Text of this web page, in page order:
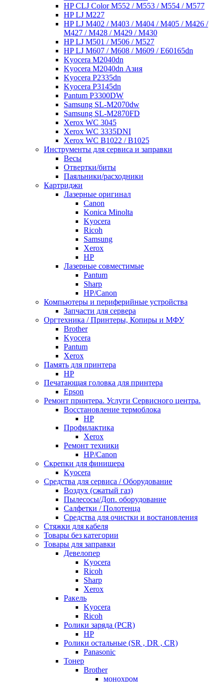
HP CLJ Color M552 / M553 / M554 / M577
HP LJ M227
HP LJ M402 / M403 / M404 / M405 / M426 /
M427 / M428 / M429 / M430
HP LJ M501 / M506 / M527
HP LJ M607 / M608 / M609 / E60165dn
Kyocera M2040dn
Kyocera M2040dn Азия
Kyocera P2335dn
Kyocera P3145dn
Pantum P3300DW
Samsung SL-M2070dw
Samsung SL-M2870FD
Xerox WC 3045
Xerox WC 3335DNI
Xerox WC B1022 / B1025
Инструменты для сервиса и заправки
Весы
Отвертки/биты
Паяльники/расходники
Картриджи
Лазерные оригинал
Canon
Konica Minolta
Kyocera
Ricoh
Samsung
Xerox
НР
Лазерные совместимые
Pantum
Sharp
НР/Сanon
Компьютеры и периферийные устройства
Запчасти для сервера
Оргтехника / Принтеры, Копиры и МФУ
Brother
Kyocera
Pantum
Xerox
Память для принтера
HP
Печатающая головка для принтера
Epson
Ремонт принтера. Услуги Сервисного центра.
Восстановление термоблока
HP
Профилактика
Xerox
Ремонт техники
HP/Canon
Скрепки для финишера
Kyocera
Средства для сервиса / Оборудование
Воздух (сжатый газ)
Пылесосы/Доп. оборудование
Салфетки / Полотенца
Средства для очистки и востановления
Стяжки для кабеля
Товары без категории
Товары для заправки
Девелопер
Kyocera
Ricoh
Sharp
Xerox
Ракель
Kyocera
Ricoh
Ролики заряда (PCR)
HP
Ролики остальные (SR , DR , CR)
Panasonic
Тонер
Brother
монохром